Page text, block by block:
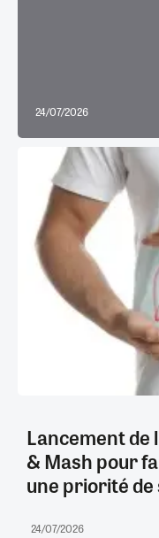
24/07/2026
Lancement de
& Mash pour
une priorité
24/07/2026